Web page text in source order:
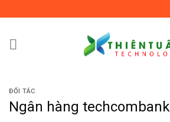
to
ĐỐI TÁC
Ngân hàng techcombank